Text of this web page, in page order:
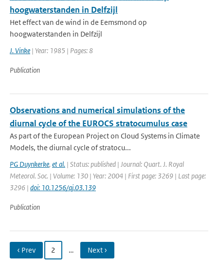
hoogwaterstanden in Delfzijl
Het effect van de wind in de Eemsmond op
hoogwaterstanden in Delfzijl
J. Vinke | Year: 1985 | Pages: 8
Publication
Observations and numerical simulations of the
diurnal cycle of the EUROCS stratocumulus case
As part of the European Project on Cloud Systems in Climate
Models, the diurnal cycle of stratocu...
PG Duynkerke, et al. | Status: published | Journal: Quart. J. Royal
Meteorol. Soc. | Volume: 130 | Year: 2004 | First page: 3269 | Last page:
3296 | doi: 10.1256/qj.03.139
Publication
‹ Prev 2 … Next ›